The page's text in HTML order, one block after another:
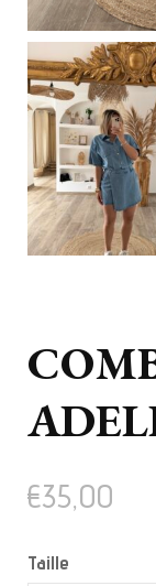
€35,00
Taille